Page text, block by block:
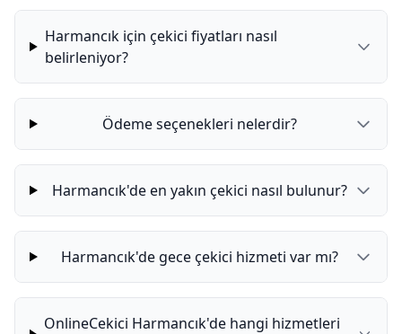
Harmancık için çekici fiyatları nasıl
belirleniyor?
Ödeme seçenekleri nelerdir?
Harmancık'de en yakın çekici nasıl bulunur?
Harmancık'de gece çekici hizmeti var mı?
OnlineCekici Harmancık'de hangi hizmetleri